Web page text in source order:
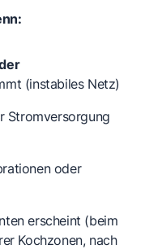
(instabiles Netz)
Stromversorgung
oder
erscheint (beim
Kochzonen, nach